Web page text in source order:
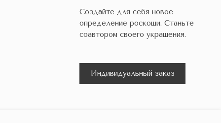
Создайте для себя новое
определение роскоши. Станьте
соавтором своего украшения.
Индивидуальный заказ